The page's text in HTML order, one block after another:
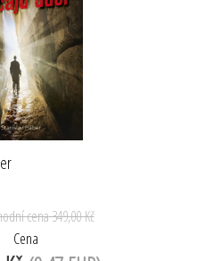
cena349,00 Kč
Cena